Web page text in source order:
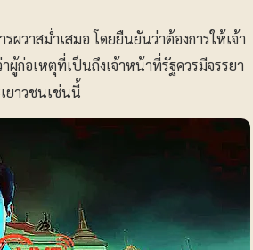
วาสม่ำเสมอ โดยยืนยันว่าต้องการให้เจ้า
ก่อเหตุที่เป็นถึงเจ้าหน้าที่รัฐควรมีจรรยา
ยาวชนเช่นนี้